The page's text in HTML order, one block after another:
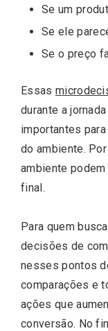
Se um
Se ele
Se o preço
Essas
durante a
importantes
do ambiente.
ambiente
final.
Para quem
decisões de
nesses pontos
comparações e
ações que
conversão. No